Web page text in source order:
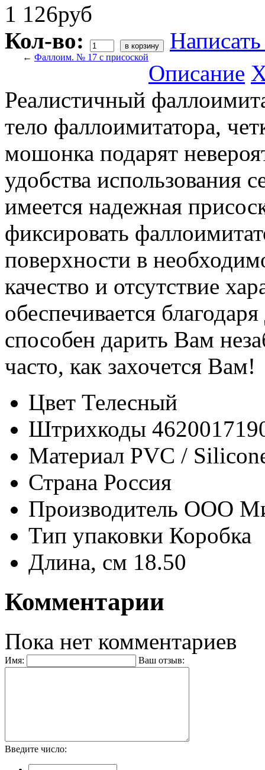
1 126руб
Кол-во:
← Фаллоим. № 17 с присоской
Описание
Реалистичный
тело фаллоимитатора,
мошонка подарят
удобства использования
имеется надежная
фиксировать
поверхности в
качество и отсутствие
обеспечивается
способен дарить Вам
часто, как захочется Вам!
Цвет Телесный
Штрихкоды
Материал PVC /
Страна Россия
Производитель ООО
Тип упаковки Коробка
Длина, см 18.50
Комментарии
Пока нет комментариев
Имя: Ваш отзыв:
Введите число: